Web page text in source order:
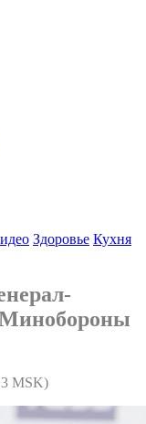
Здоровье Кухня
Минобороны
MSK)